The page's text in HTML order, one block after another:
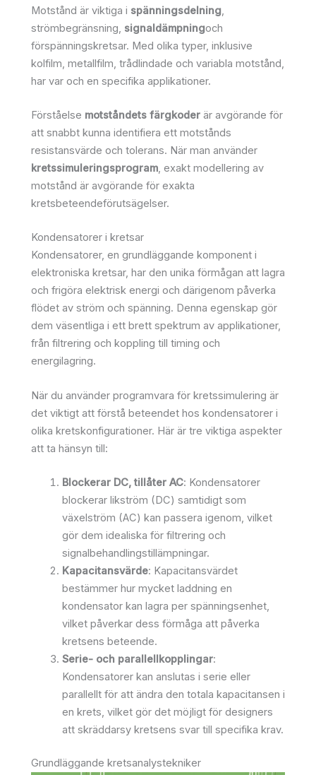
Motstånd är viktiga i spänningsdelning,
strömbegränsning, signaldämpningoch
förspänningskretsar. Med olika typer, inklusive
kolfilm, metallfilm, trådlindade och variabla motstånd,
har var och en specifika applikationer.
Förståelse motståndets färgkoder är avgörande för
att snabbt kunna identifiera ett motstånds
resistansvärde och tolerans. När man använder
kretssimuleringsprogram, exakt modellering av
motstånd är avgörande för exakta
kretsbeteendeförutsägelser.
Kondensatorer i kretsar
Kondensatorer, en grundläggande komponent i
elektroniska kretsar, har den unika förmågan att lagra
och frigöra elektrisk energi och därigenom påverka
flödet av ström och spänning. Denna egenskap gör
dem väsentliga i ett brett spektrum av applikationer,
från filtrering och koppling till timing och
energilagring.
När du använder programvara för kretssimulering är
det viktigt att förstå beteendet hos kondensatorer i
olika kretskonfigurationer. Här är tre viktiga aspekter
att ta hänsyn till:
Blockerar DC, tillåter AC: Kondensatorer
blockerar likström (DC) samtidigt som
växelström (AC) kan passera igenom, vilket
gör dem idealiska för filtrering och
signalbehandlingstillämpningar.
Kapacitansvärde: Kapacitansvärdet
bestämmer hur mycket laddning en
kondensator kan lagra per spänningsenhet,
vilket påverkar dess förmåga att påverka
kretsens beteende.
Serie- och parallellkopplingar:
Kondensatorer kan anslutas i serie eller
parallellt för att ändra den totala kapacitansen i
en krets, vilket gör det möjligt för designers
att skräddarsy kretsens svar till specifika krav.
Grundläggande kretsanalystekniker